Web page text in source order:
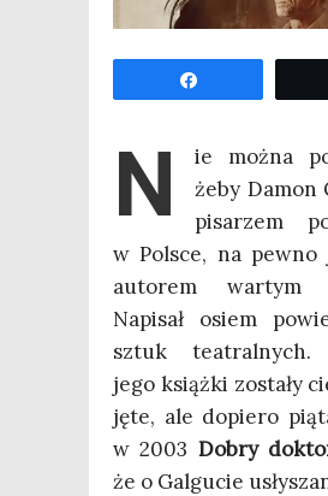
N
ie moż­na
żeby Damon
pisa­rzem
w Pol­sce, na
auto­rem war­tym
Napi­sał osiem
sztuk teatral­nych.
jego książ­ki zosta­ły
ję­te, ale dopie­ro
w 2003 Dobry
że o Gal­gu­cie